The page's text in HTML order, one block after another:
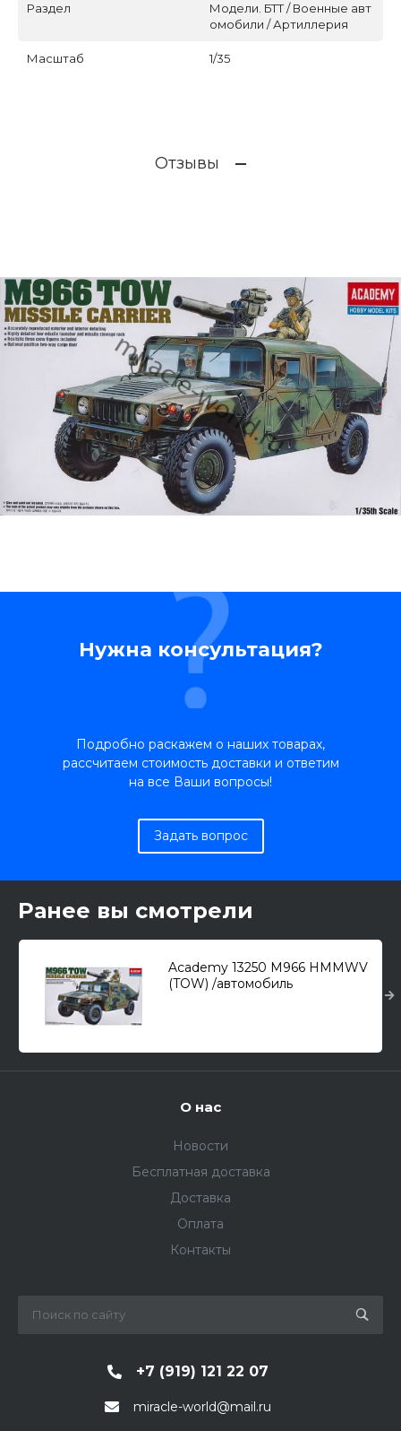
Раздел
Модели. БТТ / Военные авт
омобили / Артиллерия
Масштаб 1/35
Отзывы
Нужна консультация?
Подробно раскажем о наших товарах,
рассчитаем стоимость доставки и ответим
на все Ваши вопросы!
Задать вопрос
Ранее вы смотрели
Academy 13250 M966 HMMWV
(TOW) /автомобиль
О нас
Новости
Бесплатная доставка
Доставка
Оплата
Контакты
+7 (919) 121 22 07
miracle-world@mail.ru